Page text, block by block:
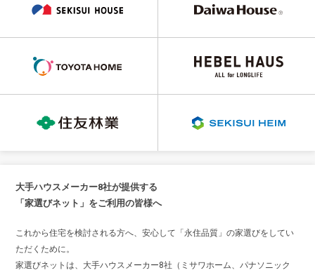
大手ハウスメーカー8社が提供する
「家選びネット」をご利用の皆様へ
これから住宅を検討される方へ、安心して「永住品質」の家選びをしてい
ただくために。
家選びネットは、大手ハウスメーカー8社（ミサワホーム、パナソニック